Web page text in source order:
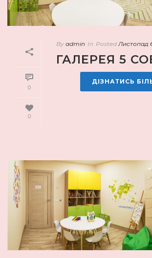
0
0
By admin In Posted Листопад
ГАЛЕРЕЯ 5
ДІЗНАТИСЬ